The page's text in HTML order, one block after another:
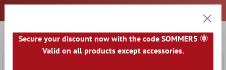
Secure your discount now with the code SOMMER5 🌞
Valid on all products except accessories.